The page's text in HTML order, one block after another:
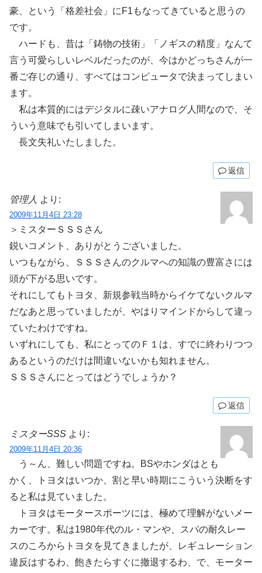
豪、という「格差社会」にF1もなってきていると思うの
です。
ハードも、昔は「鋳物の技術」「ノギスの精度」なんて
言う可愛らしいレベルだったのが、今はかどっちさんが一
番ご存じの通り、すべてはコンピュータで決まってしまい
ます。
私は本質的にはデジタルに疎いアナログ人間なので、そ
ういう意味でも引いてしまいます。
長文失礼いたしました。
返信
管理人 より:
2009年11月4日 23:28
＞ミスターＳＳＳさん
鋭いコメント、ありがとうございました。
いつもながら、ＳＳＳさんのクルマへの知識の豊富さには
頭が下がる思いです。
それにしてもトヨタ、新規参戦当時からイケてないクルマ
だなあと思っていましたが、やはりマインドからして違っ
ていたわけですね。
いずれにしても、私にとってのＦ１は、すでに終わりつつ
あるというのだけは間違いないかも知れません。
ＳＳＳさんにとってはどうでしょうか？
返信
ミスターSSS より:
2009年11月4日 20:36
う～ん、難しい問題ですね。BSやホンダはとも
かく、トヨタはいつか、割と早い時期にこういう決断をす
ると私は見ていました。
トヨタはモータースポーツには、極めて理解がないメー
カーです。私は1980年代のル・マンや、スパの耐久レー
スのころからトヨタを見てきましたが、レギュレーション
違反はするわ、飽きたらすぐに撤退するわ、で、モーター